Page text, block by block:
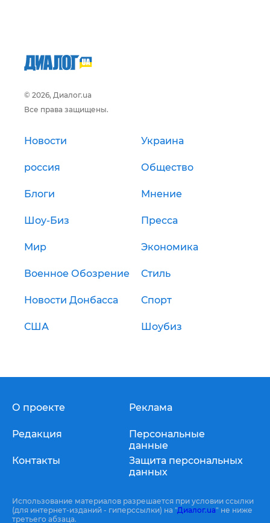
© 2026, Диалог.ua
Все права защищены.
Новости Украина
россия Общество
Блоги Мнение
Шоу-Биз Пресса
Мир Экономика
Военное Обозрение Стиль
Новости Донбасса Спорт
США Шоубиз
О проекте
Редакция
Контакты
Реклама
Персональные
данные
Защита персональных
данных
Использование материалов разрешается при условии ссылки
(для интернет-изданий - гиперссылки) на "Диалог.ua" не ниже
третьего абзаца.